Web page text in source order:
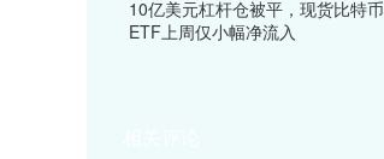
10亿美元杠杆仓被平，现货比特币
ETF上周仅小幅净流入